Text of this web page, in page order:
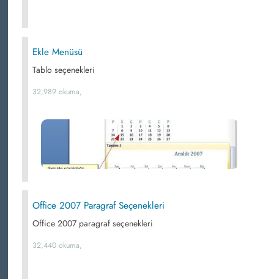
Ekle Menüsü
Tablo seçenekleri
32,989 okuma,
Office 2007 Paragraf Seçenekleri
Office 2007 paragraf seçenekleri
32,440 okuma,